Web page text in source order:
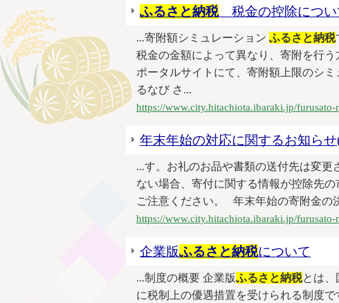
ふるさと納税税金の控除につい
...寄附額シミュレーション ふるさと納税
税金の金額によって異なり、寄附を行
ポータルサイトにて、寄附額上限のシ
るなび さ...
https://www.city.hitachiota.ibaraki.jp/furusato-
年末年始の対応に関するお知ら
...す。お礼のお品や書類の送付先は変
ない場合、寄付に関する情報が控除先の
ご注意ください。 年末年始の寄附金の
https://www.city.hitachiota.ibaraki.jp/furusato-
企業版ふるさと納税について
...制度の概要 企業版ふるさと納税とは、
に税制上の優遇措置を受けられる制度